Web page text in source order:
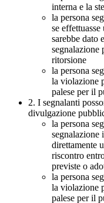
interna e la
la persona
se
sarebbe dato
segnalazione
ritorsione
la persona
la violazione
palese per il
2. I segnalanti
divulgazione
la persona
segnalazione
direttamente
riscontro
previste o
la persona
la violazione
palese per il